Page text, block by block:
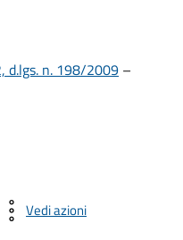
d.lgs. n. 198/2009 –
Vedi azioni